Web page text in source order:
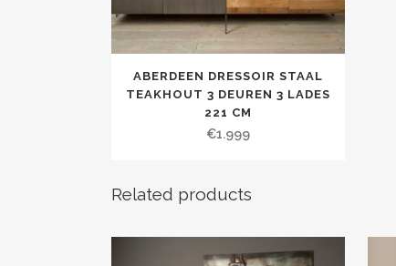
ABERDEEN DRESSOIR STAAL
TEAKHOUT 3 DEUREN 3 LADES
221 CM
€1.999
Related products